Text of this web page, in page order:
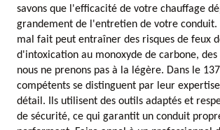
savons que l'efficacité de votre chauffage
grandement de l'entretien de votre conduit.
mal fait peut entraîner des risques de feux
d'intoxication au monoxyde de carbone, des
nous ne prenons pas à la légère. Dans le
compétents se distinguent par leur
détail. Ils utilisent des outils adaptés et
de sécurité, ce qui garantit un conduit